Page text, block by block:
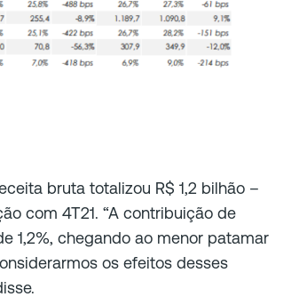
bruta totalizou R$ 1,2 bilhão –
com 4T21. “A contribuição de
1,2%, chegando ao menor patamar
os efeitos desses